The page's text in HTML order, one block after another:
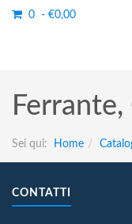
0 - €0,00
Sei qui: Home
CONTATTI